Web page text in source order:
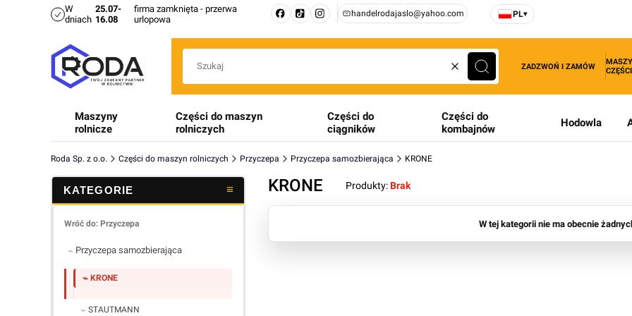
W
dniach
25.07-
16.08
firma zamknięta - przerwa
urlopowa
handelrodajaslo@yahoo.com PL▾
WyczyśćSzukaj
ZADZWOŃ I ZAMÓW
Maszyny
rolnicze
Części do maszyn
rolniczych
Części do
ciągników
Części do
kombajnów
Hodowla
Roda Sp. z o.o. Części do maszyn rolniczych Przyczepa Przyczepa samozbierająca KRONE
Wróć do: Przyczepa
Przyczepa samozbierająca
KRONE
STAUTMANN
KRONE Produkty:Brak
Lista produktów
W tej kategorii nie ma obecnie